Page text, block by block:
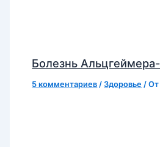
Болезнь
5 комментариев /Здоровье / От